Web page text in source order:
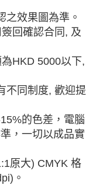
之效果圖為準。
回確認合同, 及
HKD 5000以下,
不同制度, 歡迎提
的色差，電腦
，一切以成品實
原大) CMYK 格
。